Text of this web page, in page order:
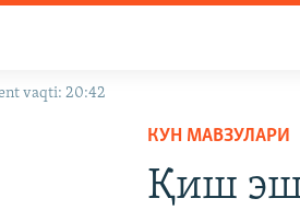
vaqti: 20:42
КУН МАВЗУЛАРИ
Қиш